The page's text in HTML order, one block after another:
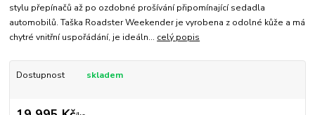
stylu přepínačů až po ozdobné prošívání připomínající sedadla
automobilů. Taška Roadster Weekender je vyrobena z odolné kůže a má
chytré vnitřní uspořádání, je ideáln... celý popis
Dostupnost skladem